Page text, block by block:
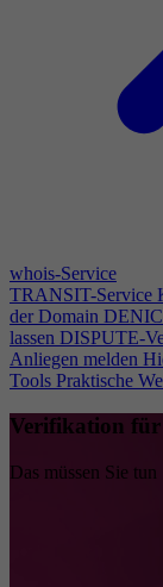
whois-Service
TRANSIT-Service
der Domain
lassen DISPUTE-
Anliegen melden
Tools Praktische
Verifikation für
Das müssen Sie tun